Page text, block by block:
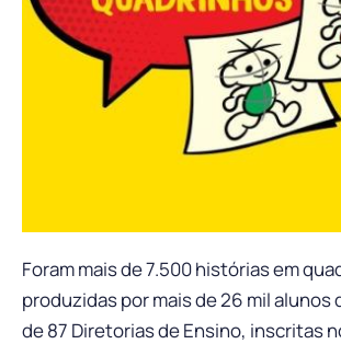
Foram mais de 7.500 histórias em
produzidas por mais de 26 mil alunos
de 87 Diretorias de Ensino, inscritas